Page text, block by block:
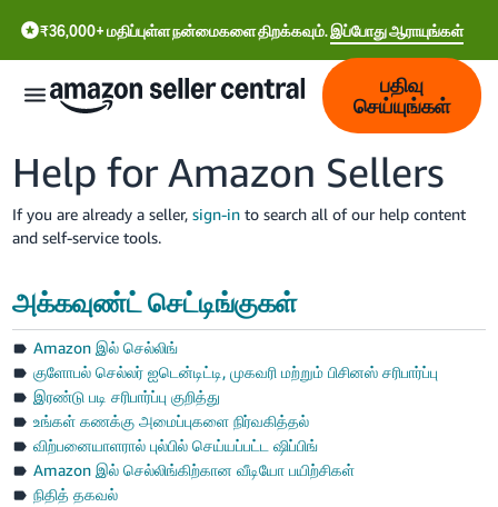
₹36,000+ மதிப்புள்ள நன்மைகளை திறக்கவும்.இப்போது ஆராயுங்கள்
हिंदी
தமிழ்
- IN
বাংলা
- IN
ગુજરાતી
- IN
பதிவு
செய்யுங்கள்
Help for Amazon Sellers
If you are already a seller,sign-in to search all of our help content
and self-service tools.
அக்கவுண்ட் செட்டிங்குகள்
Amazon இல் செல்லிங்
குளோபல் செல்லர் ஐடென்டிட்டி, முகவரி மற்றும் பிசினஸ் சரிபார்ப்பு
இரண்டு படி சரிபார்ப்பு குறித்து
உங்கள் கணக்கு அமைப்புகளை நிர்வகித்தல்
விற்பனையாளரால் புல்பில் செய்யப்பட்ட ஷிப்பிங்
Amazon இல் செல்லிங்கிற்கான வீடியோ பயிற்சிகள்
நிதித் தகவல்